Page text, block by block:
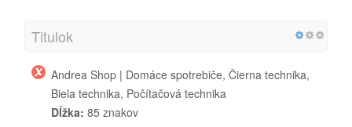
Titulok
Andrea Shop | Domáce spotrebiče, Čierna technika,
Biela technika, Počítačová technika
Dĺžka: 85 znakov